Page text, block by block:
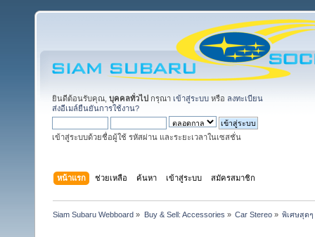
ยินดีต้อนรับคุณ, บุคคลทั่วไป กรุณา เข้าสู่ระบบ หรือ ลงทะเบียน
ส่งอีเมล์ยืนยันการใช้งาน?
เข้าสู่ระบบด้วยชื่อผู้ใช้ รหัสผ่าน และระยะเวลาในเซสชั่น
หน้าแรก ช่วยเหลือ ค้นหา เข้าสู่ระบบ สมัครสมาชิก
Siam Subaru Webboard » Buy & Sell: Accessories » Car Stereo» พิเศษสุดๆ